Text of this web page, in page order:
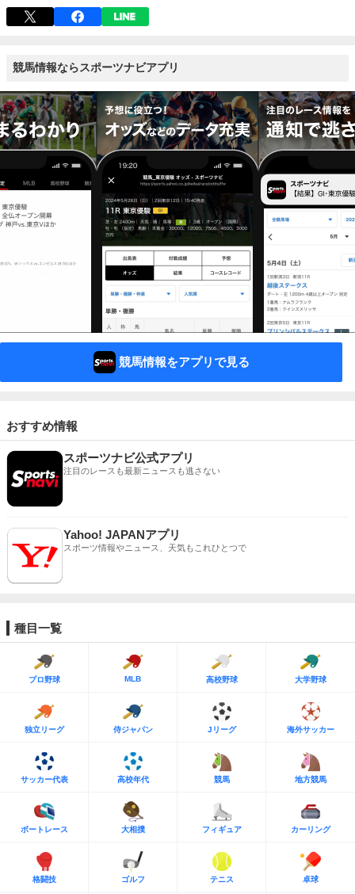
競馬情報ならスポーツナビアプリ
競馬情報をアプリで見る
おすすめ情報
スポーツナビ公式アプリ
注目のレースも最新ニュースも逃さない
Yahoo! JAPANアプリ
スポーツ情報やニュース、天気もこれひとつで
種目一覧
プロ野球 MLB 高校野球 大学野球
独立リーグ 侍ジャパン Jリーグ 海外サッカー
サッカー代表 高校年代 競馬 地方競馬
ボートレース 大相撲 フィギュア カーリング
格闘技 ゴルフ テニス 卓球